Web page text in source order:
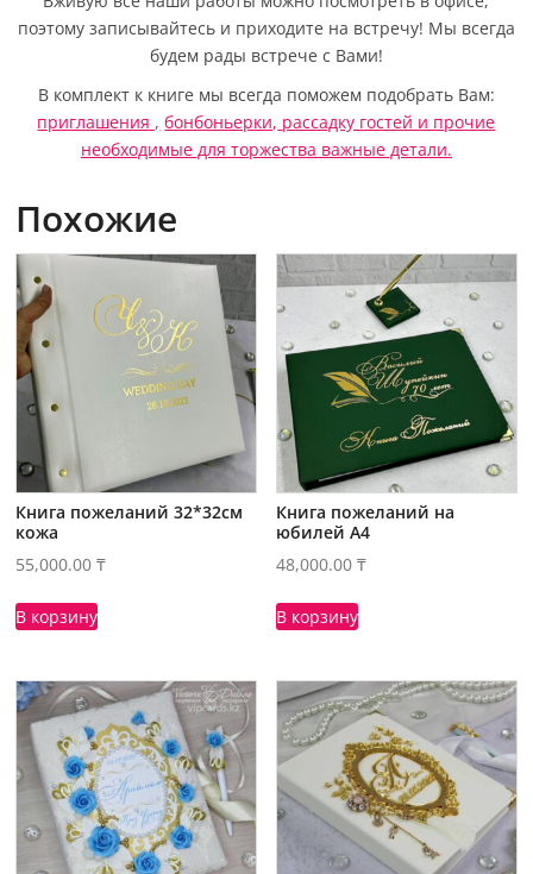
поэтому записывайтесь и приходите на встречу! Мы всегда
будем рады встрече с Вами!
В комплект к книге мы всегда поможем подобрать Вам:
приглашения , бонбоньерки, рассадку гостей и прочие
необходимые для торжества важные детали.
Похожие
Книга пожеланий 32*32см
кожа
55,000.00₸
В корзину
Книга пожеланий на
юбилей А4
48,000.00₸
В корзину